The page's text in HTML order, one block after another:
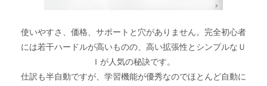
使いやすさ、価格、サポートと穴がありません。完全初心者
には若干ハードルが高いものの、高い拡張性とシンプルなＵ
Ｉが人気の秘訣です。
仕訳も半自動ですが、学習機能が優秀なのでほとんど自動に